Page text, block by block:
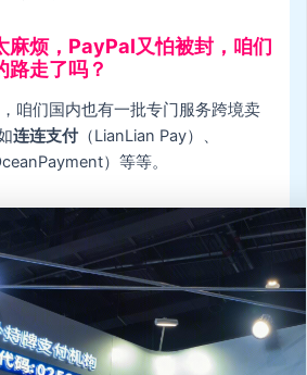
烦，PayPal又怕被封，咱们
路走了吗？
咱们国内也有一批专门服务跨境卖
连连支付 （LianLian Pay）、
）等等。